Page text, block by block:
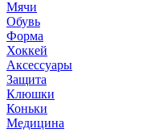
Мячи
Обувь
Форма
Хоккей
Аксессуары
Защита
Клюшки
Коньки
Медицина